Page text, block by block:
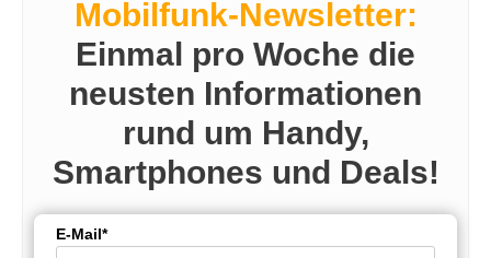
d
e
o
Mobilfunk-Newsletter:
Einmal pro Woche die
neusten Informationen
rund um Handy,
Smartphones und Deals!
E-Mail*